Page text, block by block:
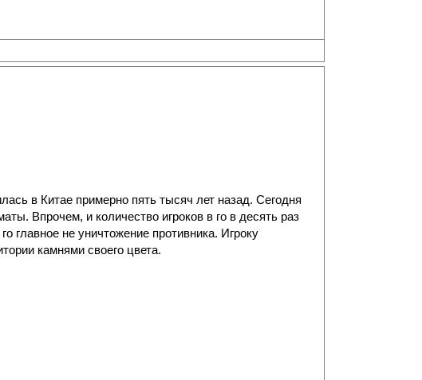
в Китае примерно пять тысяч лет назад. Сегодня
Впрочем, и количество игроков в го в десять раз
не уничтожение противника. Игроку
камнями своего цвета.